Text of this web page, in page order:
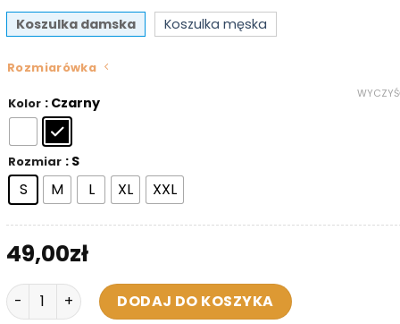
Koszulka damska
Koszulka męska
Rozmiarówka
Kolor : Czarny
Rozmiar : S
S M L XL XXL
49,00zł
ilość Koszulka Damska - Off Mona
DODAJ DO KOSZYKA